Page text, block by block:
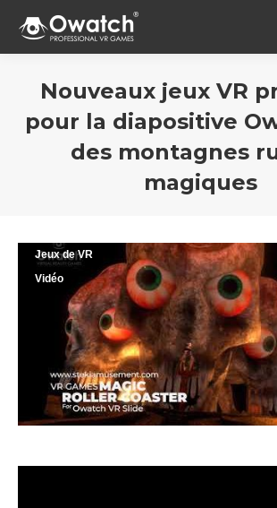
Nouveaux jeux VR
pour la diapositive
des montagnes
magiques
Jeux de VR
Vidéo